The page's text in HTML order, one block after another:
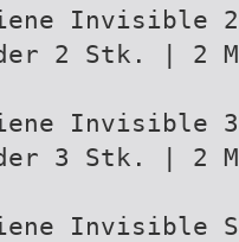
Invisible
2 Stk. | 2
Invisible
3 Stk. | 2
Invisible